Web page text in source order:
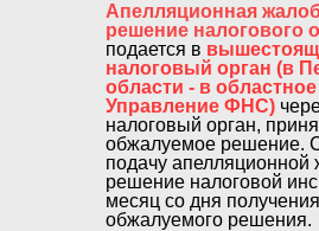
Апелляционная
решение налогового
подается в
налоговый орган (в
области - в областное
Управление ФНС)
налоговый орган,
обжалуемое решение.
подачу апелляционной
решение налоговой
месяц со дня получения
обжалуемого решения.